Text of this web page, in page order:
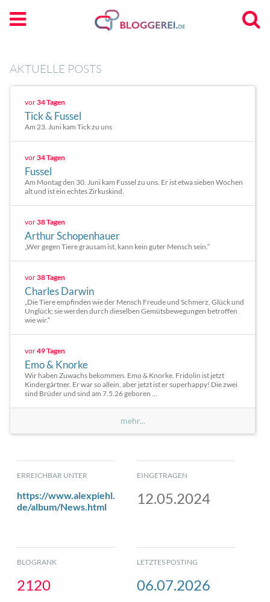
AKTUELLE POSTS
vor34 Tagen
Tick & Fussel
Am 23. Juni kam Tick zu uns
vor34 Tagen
Fussel
Am Montag den 30. Juni kam Fussel zu uns. Er ist etwa sieben Wochen
alt und ist ein echtes Zirkuskind.
vor38 Tagen
Arthur Schopenhauer
„Wer gegen Tiere grausam ist, kann kein guter Mensch sein.“
vor38 Tagen
Charles Darwin
„Die Tiere empfinden wie der Mensch Freude und Schmerz, Glück und
Unglück; sie werden durch dieselben Gemütsbewegungen betroffen
wie wir.“
vor49 Tagen
Emo & Knorke
Wir haben Zuwachs bekommen. Emo & Knorke. Fridolin ist jetzt
Kindergärtner. Er war so allein, aber jetzt ist er superhappy! Die zwei
sind Brüder und sind am 7.5.26 geboren ...
mehr...
ERREICHBAR UNTER
https://www.alexpiehl.
de/album/News.html
EINGETRAGEN
12.05.2024
BLOGRANK
2120
LETZTES POSTING
06.07.2026